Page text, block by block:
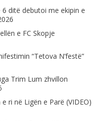
ditë debutoi me ekipin e
e FC Skopje
“Tetova N’festë”
Trim Lum zhvillon
ri në Ligën e Parë (VIDEO)